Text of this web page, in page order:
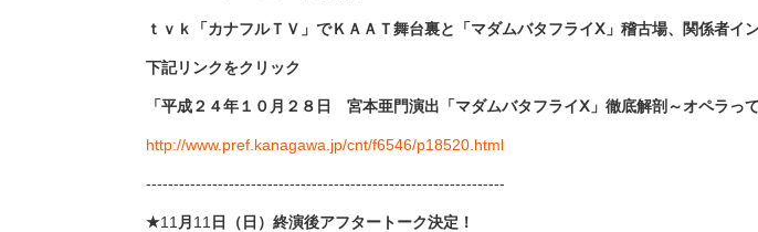
ｔｖｋ「カナフルＴＶ」でＫＡＡＴ舞台裏と「マダムバタフライⅩ」稽古場、関係者イ
下記リンクをクリック
「平成２４年１０月２８日 宮本亜門演出「マダムバタフライⅩ」徹底解剖～オペラっ
http://www.pref.kanagawa.jp/cnt/f6546/p18520.html
-----------------------------------------------------------------
★11 月 11 日（日）終演後アフタートーク決定！